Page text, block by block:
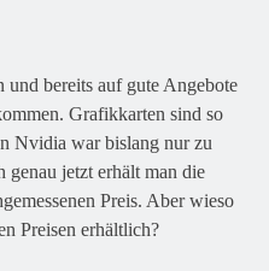
bereits auf gute Angebote
Grafikkarten sind so
Nvidia war bislang nur zu
genau jetzt erhält man die
Preis. Aber wieso
Preisen erhältlich?